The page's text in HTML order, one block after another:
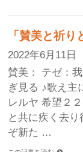
「賛美と祈
2022年6月11日
賛美： テゼ：
ぎ見る ♪歌え主
レルヤ 希望２
と共に疾く去
ぞ新た …